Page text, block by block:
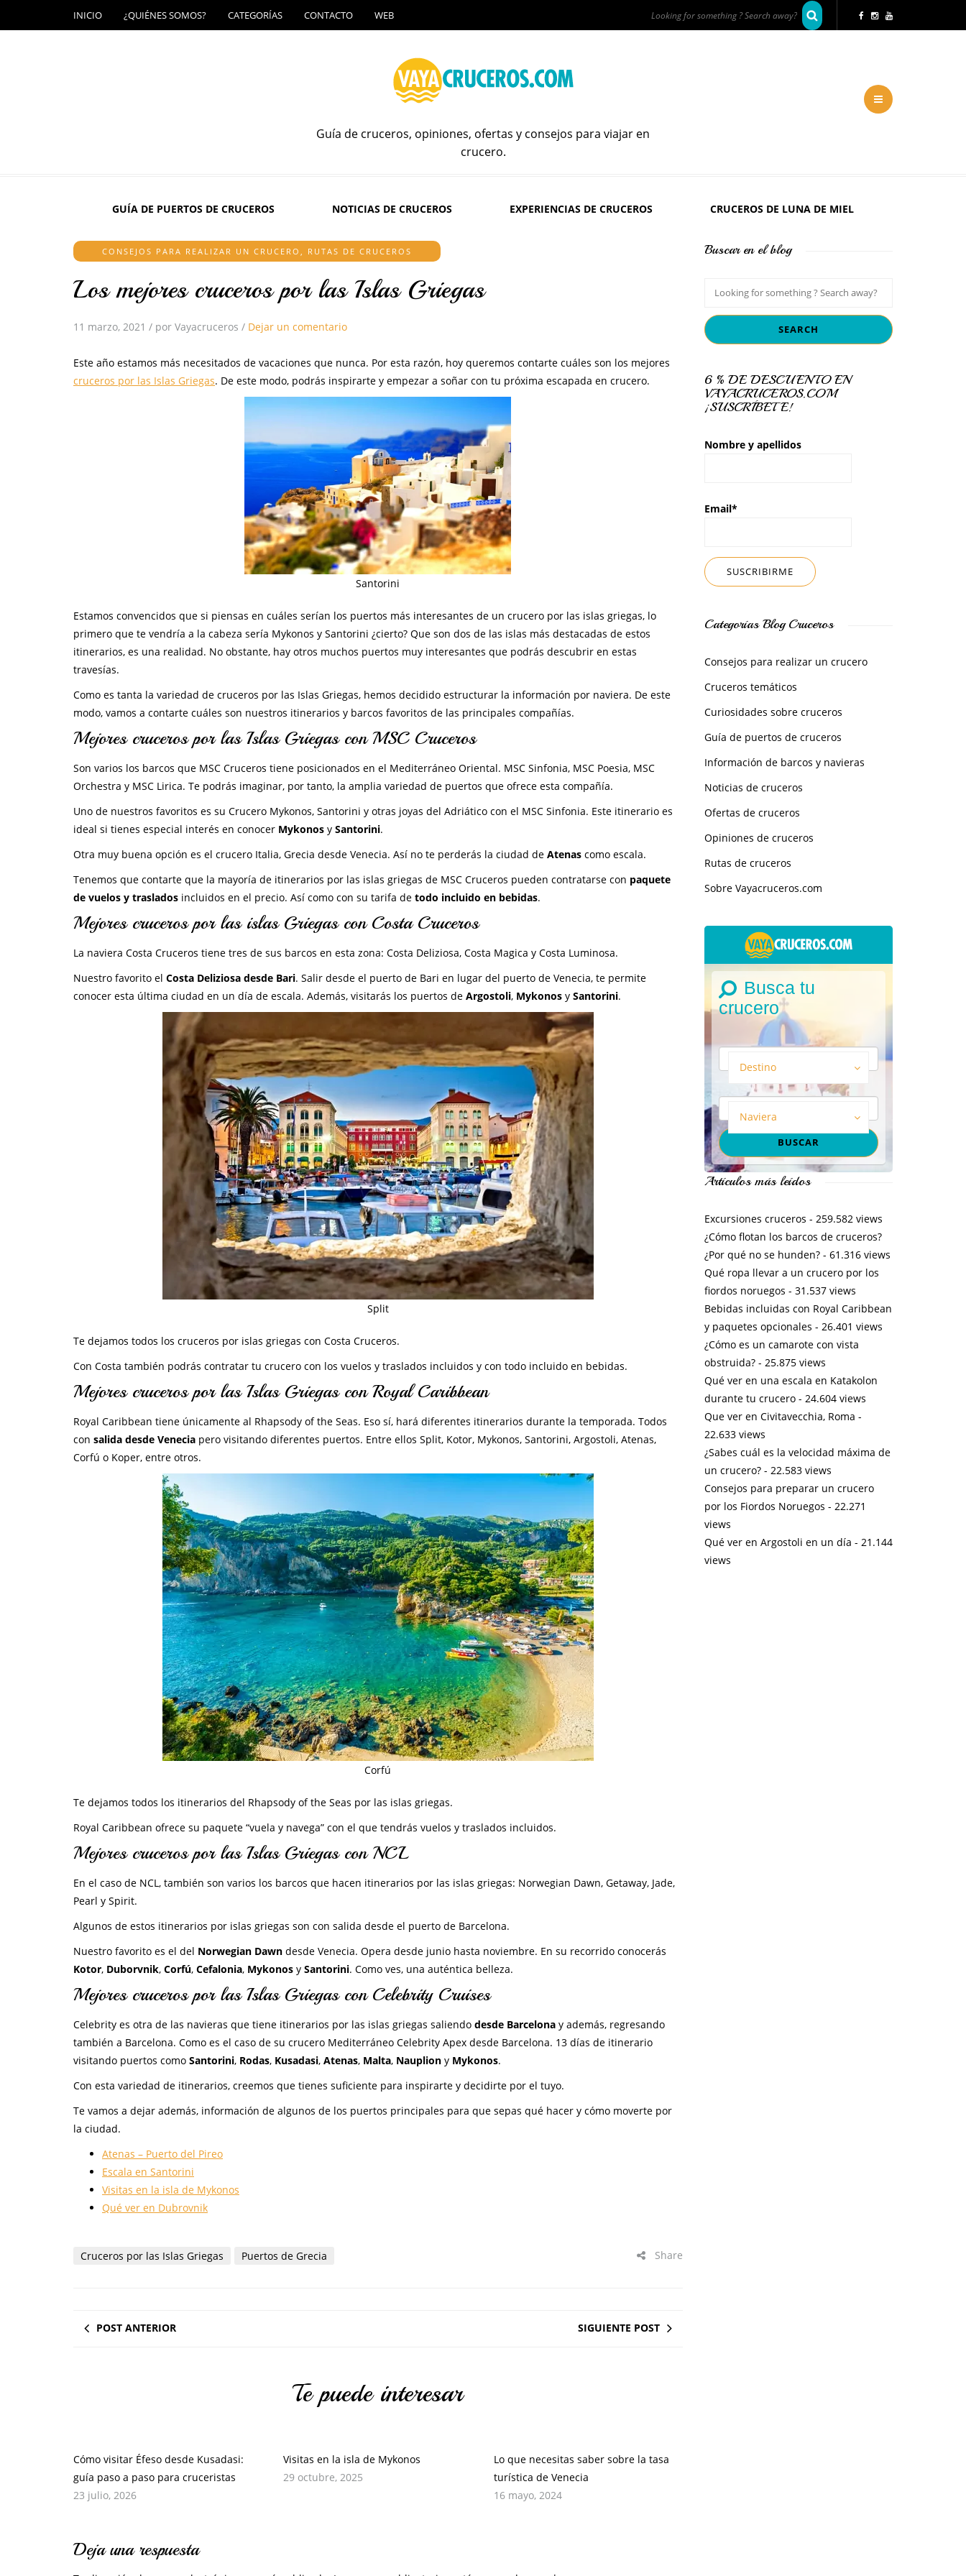
INICIO ¿QUIÉNES SOMOS? CATEGORÍAS CONTACTO WEB
Guía de cruceros, opiniones, ofertas y consejos para viajar en
crucero.
GUÍA DE PUERTOS DE CRUCEROS NOTICIAS DE CRUCEROS EXPERIENCIAS DE CRUCEROS CRUCEROS DE LUNA DE MIEL
CONSEJOS PARA REALIZAR UN CRUCERO , RUTAS DE CRUCEROS
Los mejores cruceros por las Islas Griegas
11 marzo, 2021 / por Vayacruceros / Dejar un comentario
Este año estamos más necesitados de vacaciones que nunca. Por esta razón, hoy queremos contarte cuáles son los mejores
cruceros por las Islas Griegas. De este modo, podrás inspirarte y empezar a soñar con tu próxima escapada en crucero.
Santorini
Estamos convencidos que si piensas en cuáles serían los puertos más interesantes de un crucero por las islas griegas, lo
primero que te vendría a la cabeza sería Mykonos y Santorini ¿cierto? Que son dos de las islas más destacadas de estos
itinerarios, es una realidad. No obstante, hay otros muchos puertos muy interesantes que podrás descubrir en estas
travesías.
Como es tanta la variedad de cruceros por las Islas Griegas, hemos decidido estructurar la información por naviera. De este
modo, vamos a contarte cuáles son nuestros itinerarios y barcos favoritos de las principales compañías.
Mejores cruceros por las Islas Griegas con MSC Cruceros
Son varios los barcos que MSC Cruceros tiene posicionados en el Mediterráneo Oriental. MSC Sinfonia, MSC Poesia, MSC
Orchestra y MSC Lirica. Te podrás imaginar, por tanto, la amplia variedad de puertos que ofrece esta compañía.
Uno de nuestros favoritos es su Crucero Mykonos, Santorini y otras joyas del Adriático con el MSC Sinfonia. Este itinerario es
ideal si tienes especial interés en conocer Mykonos y Santorini.
Otra muy buena opción es el crucero Italia, Grecia desde Venecia. Así no te perderás la ciudad de Atenas como escala.
Tenemos que contarte que la mayoría de itinerarios por las islas griegas de MSC Cruceros pueden contratarse con paquete
de vuelos y traslados incluidos en el precio. Así como con su tarifa de todo incluido en bebidas.
Mejores cruceros por las islas Griegas con Costa Cruceros
La naviera Costa Cruceros tiene tres de sus barcos en esta zona: Costa Deliziosa, Costa Magica y Costa Luminosa.
Nuestro favorito el Costa Deliziosa desde Bari. Salir desde el puerto de Bari en lugar del puerto de Venecia, te permite
conocer esta última ciudad en un día de escala. Además, visitarás los puertos de Argostoli, Mykonos y Santorini.
Split
Te dejamos todos los cruceros por islas griegas con Costa Cruceros.
Con Costa también podrás contratar tu crucero con los vuelos y traslados incluidos y con todo incluido en bebidas.
Mejores cruceros por las Islas Griegas con Royal Caribbean
Royal Caribbean tiene únicamente al Rhapsody of the Seas. Eso sí, hará diferentes itinerarios durante la temporada. Todos
con salida desde Venecia pero visitando diferentes puertos. Entre ellos Split, Kotor, Mykonos, Santorini, Argostoli, Atenas,
Corfú o Koper, entre otros.
Corfú
Te dejamos todos los itinerarios del Rhapsody of the Seas por las islas griegas.
Royal Caribbean ofrece su paquete “vuela y navega” con el que tendrás vuelos y traslados incluidos.
Mejores cruceros por las Islas Griegas con NCL
En el caso de NCL, también son varios los barcos que hacen itinerarios por las islas griegas: Norwegian Dawn, Getaway, Jade,
Pearl y Spirit.
Algunos de estos itinerarios por islas griegas son con salida desde el puerto de Barcelona.
Nuestro favorito es el del Norwegian Dawn desde Venecia. Opera desde junio hasta noviembre. En su recorrido conocerás
Kotor, Duborvnik, Corfú, Cefalonia, Mykonos y Santorini. Como ves, una auténtica belleza.
Mejores cruceros por las Islas Griegas con Celebrity Cruises
Celebrity es otra de las navieras que tiene itinerarios por las islas griegas saliendo desde Barcelona y además, regresando
también a Barcelona. Como es el caso de su crucero Mediterráneo Celebrity Apex desde Barcelona. 13 días de itinerario
visitando puertos como Santorini, Rodas, Kusadasi, Atenas, Malta, Nauplion y Mykonos.
Con esta variedad de itinerarios, creemos que tienes suficiente para inspirarte y decidirte por el tuyo.
Te vamos a dejar además, información de algunos de los puertos principales para que sepas qué hacer y cómo moverte por
la ciudad.
Atenas – Puerto del Pireo
Escala en Santorini
Visitas en la isla de Mykonos
Qué ver en Dubrovnik
Cruceros por las Islas Griegas Puertos de Grecia Share
POST ANTERIOR SIGUIENTE POST
Te puede interesar
Cómo visitar Éfeso desde Kusadasi:
guía paso a paso para cruceristas
23 julio, 2026
Visitas en la isla de Mykonos
29 octubre, 2025
Lo que necesitas saber sobre la tasa
turística de Venecia
16 mayo, 2024
Deja una respuesta
Buscar en el blog
6 % DE DESCUENTO EN
VAYACRUCEROS.COM
¡SUSCRÍBETE!
Nombre y apellidos
Email*
Categorías Blog Cruceros
Consejos para realizar un crucero
Cruceros temáticos
Curiosidades sobre cruceros
Guía de puertos de cruceros
Información de barcos y navieras
Noticias de cruceros
Ofertas de cruceros
Opiniones de cruceros
Rutas de cruceros
Sobre Vayacruceros.com
Busca tu
crucero
Destino
Naviera
Artículos más leídos
Excursiones cruceros - 259.582 views
¿Cómo flotan los barcos de cruceros?
¿Por qué no se hunden?- 61.316 views
Qué ropa llevar a un crucero por los
fiordos noruegos - 31.537 views
Bebidas incluidas con Royal Caribbean
y paquetes opcionales - 26.401 views
¿Cómo es un camarote con vista
obstruida?- 25.875 views
Qué ver en una escala en Katakolon
durante tu crucero- 24.604 views
Que ver en Civitavecchia, Roma -
22.633 views
¿Sabes cuál es la velocidad máxima de
un crucero?- 22.583 views
Consejos para preparar un crucero
por los Fiordos Noruegos - 22.271
views
Qué ver en Argostoli en un día - 21.144
views